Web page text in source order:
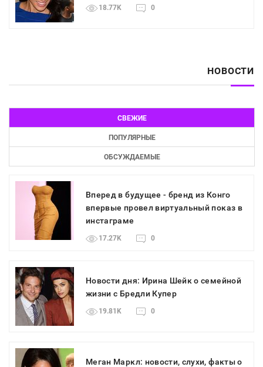
18.77K 0
НОВОСТИ
СВЕЖИЕ
ПОПУЛЯРНЫЕ
ОБСУЖДАЕМЫЕ
Вперед в будущее - бренд из Конго
впервые провел виртуальный показ в
инстаграме
17.27K 0
Новости дня: Ирина Шейк о семейной
жизни с Бредли Купер
19.81K 0
Меган Маркл: новости, слухи, факты о